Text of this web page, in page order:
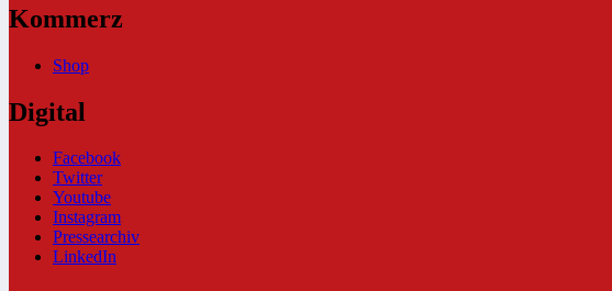
Kommerz
Shop
Digital
Facebook
Twitter
Youtube
Instagram
Pressearchiv
LinkedIn